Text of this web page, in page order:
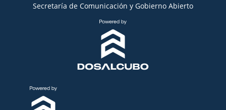
Secretaría de Comunicación y Gobierno Abierto